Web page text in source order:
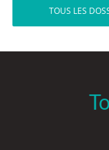
TOUS LES